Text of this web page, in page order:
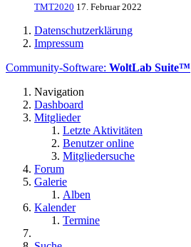
TMT2020 17. Februar 2022
Datenschutzerklärung
Impressum
Community-Software: WoltLab Suite™
Navigation
Dashboard
Mitglieder
Letzte Aktivitäten
Benutzer online
Mitgliedersuche
Forum
Galerie
Alben
Kalender
Termine